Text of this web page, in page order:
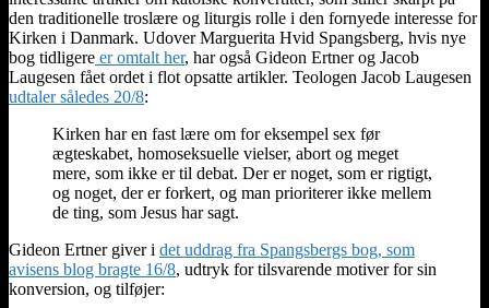
den traditionelle troslære og liturgis rolle i den fornyede interesse for
Kirken i Danmark. Udover Marguerita Hvid Spangsberg, hvis nye
bog tidligere er omtalt her, har også Gideon Ertner og Jacob
Laugesen fået ordet i flot opsatte artikler. Teologen Jacob Laugesen
udtaler således 20/8:
Kirken har en fast lære om for eksempel sex før
ægteskabet, homoseksuelle vielser, abort og meget
mere, som ikke er til debat. Der er noget, som er rigtigt,
og noget, der er forkert, og man prioriterer ikke mellem
de ting, som Jesus har sagt.
Gideon Ertner giver i det uddrag fra Spangsbergs bog, som
avisens blog bragte 16/8, udtryk for tilsvarende motiver for sin
konversion, og tilføjer: